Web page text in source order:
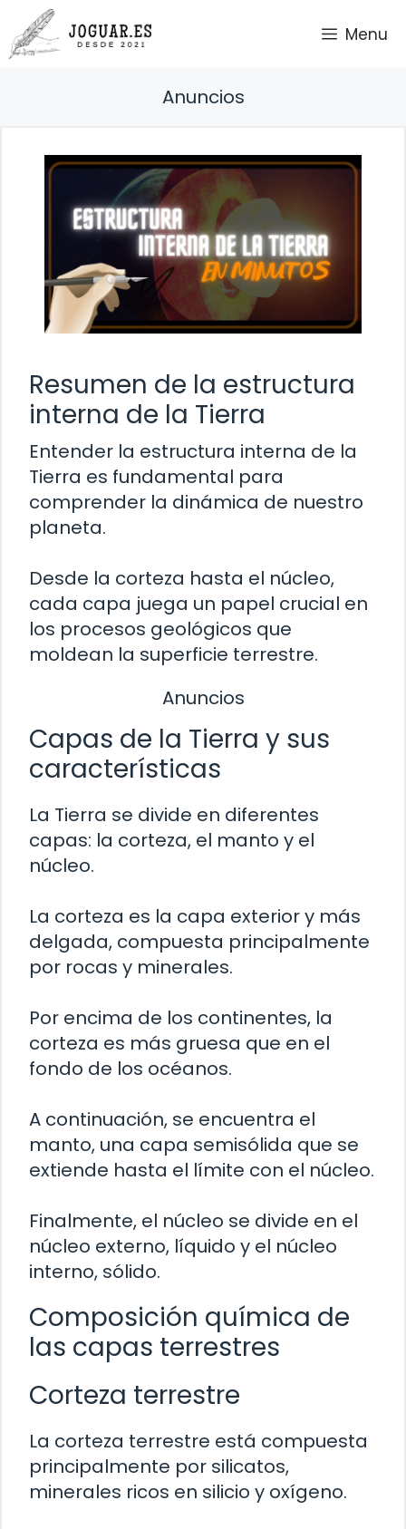
Saltar
al
contenido
Menu
Anuncios
Resumen de la estructura
interna de la Tierra
Entender la estructura interna de la
Tierra es fundamental para
comprender la dinámica de nuestro
planeta.
Desde la corteza hasta el núcleo,
cada capa juega un papel crucial en
los procesos geológicos que
moldean la superficie terrestre.
Anuncios
Capas de la Tierra y sus
características
La Tierra se divide en diferentes
capas: la corteza, el manto y el
núcleo.
La corteza es la capa exterior y más
delgada, compuesta principalmente
por rocas y minerales.
Por encima de los continentes, la
corteza es más gruesa que en el
fondo de los océanos.
A continuación, se encuentra el
manto, una capa semisólida que se
extiende hasta el límite con el núcleo.
Finalmente, el núcleo se divide en el
núcleo externo, líquido y el núcleo
interno, sólido.
Composición química de
las capas terrestres
Corteza terrestre
La corteza terrestre está compuesta
principalmente por silicatos,
minerales ricos en silicio y oxígeno.